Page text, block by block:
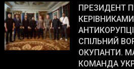
ОПЗ
з
ПРЕЗИДЕНТ
СПІЛЬНИЙ
ОКУПАНТИ.
КОМАНДА